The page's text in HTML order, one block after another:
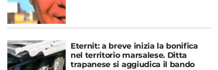
Eternit: a breve inizia la bonifica
nel territorio marsalese. Ditta
trapanese si aggiudica il bando